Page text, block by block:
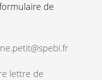
de
lettre de